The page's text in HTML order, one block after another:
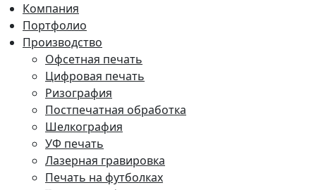
Компания
Портфолио
Производство
Офсетная печать
Цифровая печать
Ризография
Постпечатная обработка
Шелкография
УФ печать
Лазерная гравировка
Печать на футболках